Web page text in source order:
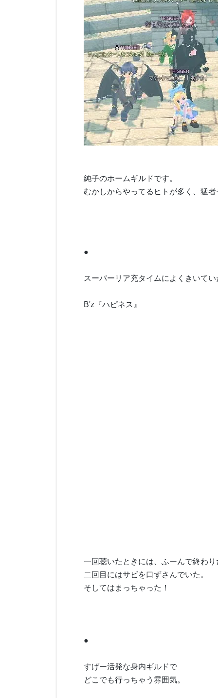
純子のホームギルドです。
むかしからやってるヒトが多く、猛者
●
スーパーリア充タイムによくきいてい
B'z『ハピネス』
一回聴いたときには、ふーんで終わり
二回目にはサビを口ずさんでいた。
そしてはまっちゃった！
●
すげー活発な身内ギルドで
どこでも行っちゃう雰囲気。